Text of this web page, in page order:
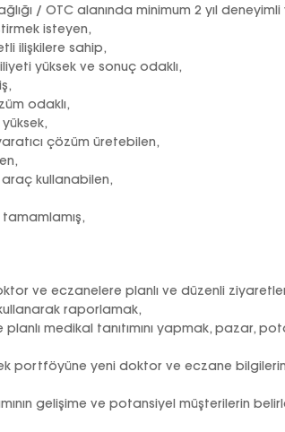
/ OTC alanında minimum 2 yıl
isteyen,
ilişkilere sahip,
yüksek ve sonuç odaklı,
odaklı,
çözüm üretebilen,
araç kullanabilen,
ve eczanelere planlı ve düzenli
raporlamak,
medikal tanıtımını yapmak, pazar,
portföyüne yeni doktor ve eczane
gelişime ve potansiyel müşterilerin